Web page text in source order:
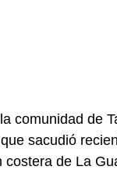
comunidad de
sacudió
de La